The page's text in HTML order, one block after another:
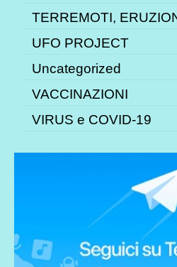
TERREMOTI,
UFO PROJECT
Uncategorized
VACCINAZIONI
VIRUS e COVID-19